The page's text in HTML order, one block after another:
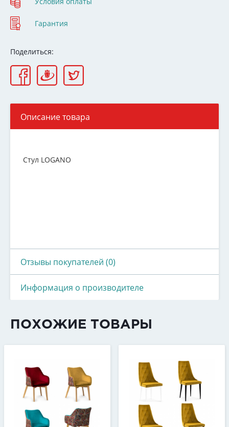
Гарантия
Поделиться:
Описание товара
Стул LOGANO
Отзывы покупателей (0)
Информация о производителе
ПОХОЖИЕ ТОВАРЫ